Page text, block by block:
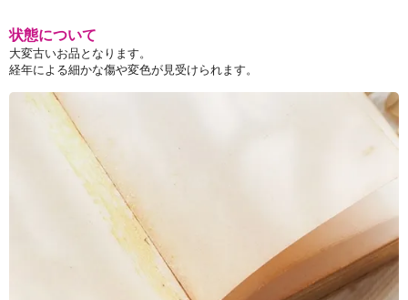
状態について
大変古いお品となります。
経年による細かな傷や変色が見受けられます。